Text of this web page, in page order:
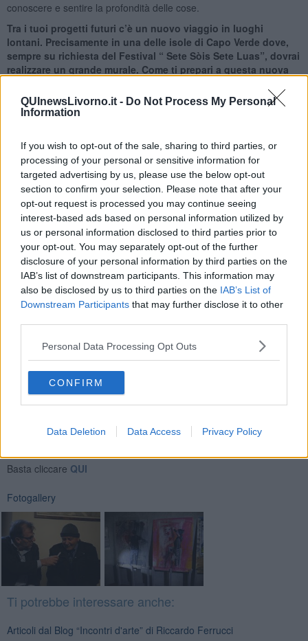
QUInewsLivorno.it - Do Not Process My Personal
Information
If you wish to opt-out of the sale, sharing to third parties, or
processing of your personal or sensitive information for
targeted advertising by us, please use the below opt-out
section to confirm your selection. Please note that after your
opt-out request is processed you may continue seeing
interest-based ads based on personal information utilized by
us or personal information disclosed to third parties prior to
your opt-out. You may separately opt-out of the further
disclosure of your personal information by third parties on the
IAB’s list of downstream participants. This information may
also be disclosed by us to third parties on the IAB’s List of
Downstream Participants that may further disclose it to other
Personal Data Processing Opt Outs
CONFIRM
Data Deletion Data Access Privacy Policy
conoscere e sentire la profondità delle cose.
Tra i tuoi progetti futuri c’è un nuovo viaggio in luoghi
lontani. Precisamente in una delle isole di Capo Verde dove,
sempre su richiesta del Festival “ Sete Sòis Sete Luas”, dovrai
realizzare un grande murale. Come ti prepari a questa nuova
La cosa che mi affascina è quella di realizzare una grande opera
per uno spazio pubblico. Ho già realizzato grandi murali sopratutto
un grande esperto della tecnica dell’affresco e questa lavoro a
Capo Verde mi offre l’occasione per sperimentare nuove tecniche e
soggetti. Forse ripeterò, sviluppandola in grandi dimensioni, l’idea
che alla base dei miei dipinti presentati a Barga. Chiederò a dei
ragazzi dell’isola di posare per un mio dipinto e poi d’intervenire
successivamente, con un proprio lavoro, nello spazio da me
dipinto, ma che lascio a disposizione per loro. L’idea è quella di
costruire un’opera ed un lavoro insieme, con più voci e segni che
s’incontrano sulla parete del murale. Forse poi quando arriverò
sull’isola cambierò idea, perché l’arte è sempre imprevedibile ed è
sempre pronta ad ascoltare nuove voci e suggestioni che arrivano
all’improvviso, in un modo a volte misterioso. E’ qui la forza e la
bellezza della vera arte.
Newsletter QUInews - ToscanaMedia.Arriva gratis tutti i giorni
Basta cliccare QUI
Fotogallery
Ti potrebbe interessare anche:
Articoli dal Blog “Incontri d'arte” di Riccardo Ferrucci